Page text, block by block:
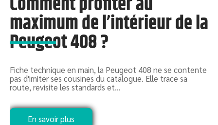
maximum de l’intérieur de la
Peugeot 408 ?
Fiche technique en main, la Peugeot 408 ne se contente
pas d'imiter ses cousines du catalogue. Elle trace sa
route, revisite les standards et…
En savoir plus